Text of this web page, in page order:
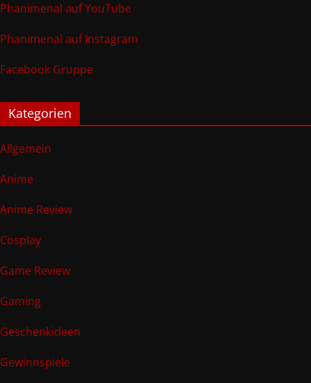
Phanimenal auf YouTube
Phanimenal auf Instagram
Facebook Gruppe
Kategorien
Allgemein
Anime
Anime Review
Cosplay
Game Review
Gaming
Geschenkideen
Gewinnspiele